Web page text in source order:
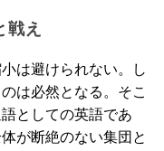
戦え
は避けられない。し
は必然となる。そこ
としての英語であ
が断絶のない集団と